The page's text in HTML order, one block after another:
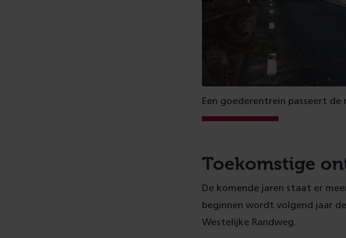
Een goederentrein passeert
Toekomstige
De komende jaren staat er
beginnen wordt volgend jaar
Westelijke Randweg.